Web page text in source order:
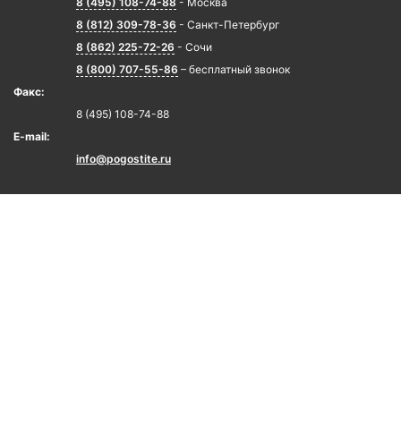
8 (812) 309-78-36 - Санкт-Петербург
8 (862) 225-72-26 - Сочи
8 (800) 707-55-86 – бесплатный звонок
Факс:
8 (495) 108-74-88
E-mail:
info@pogostite.ru